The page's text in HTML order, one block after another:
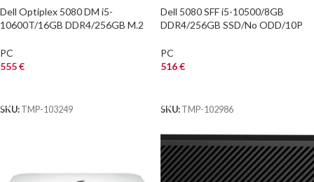
Dell Optiplex 5080 DM i5-
10600T/16GB DDR4/256GB M.2
Refurbished PC
PC
555€
SKU: TMP-103249
Dell 5080 SFF i5-10500/8GB
DDR4/256GB SSD/No ODD/10P
PC
516€
SKU: TMP-102986